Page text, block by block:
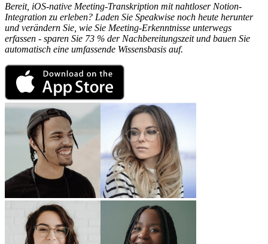
Bereit, iOS-native Meeting-Transkription mit nahtloser Notion-
Integration zu erleben? Laden Sie Speakwise noch heute herunter
und verändern Sie, wie Sie Meeting-Erkenntnisse unterwegs
erfassen - sparen Sie 73 % der Nachbereitungszeit und bauen Sie
automatisch eine umfassende Wissensbasis auf.